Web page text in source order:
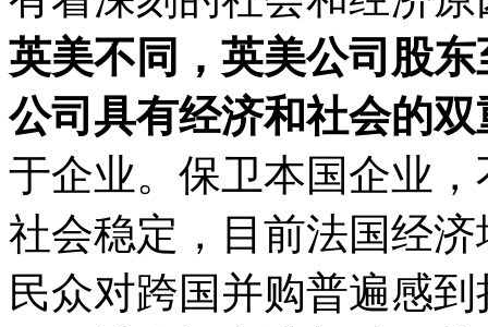
英美不同，英美公司股
公司具有经济和社会的
于企业。保卫本国企业
社会稳定，目前法国经
民众对跨国并购普遍感